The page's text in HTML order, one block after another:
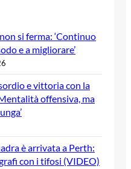
si ferma: ‘Continuo
e a migliorare’
e vittoria con la
offensiva, ma
è arrivata a Perth:
con i tifosi (VIDEO)